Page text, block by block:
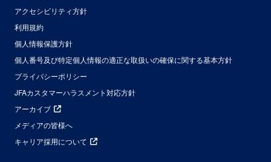
アクセシビリティ方針
利用規約
個人情報保護方針
個人番号及び特定個人情報の適正な取扱いの確保に関する基本方針
プライバシーポリシー
JFAカスタマーハラスメント対応方針
アーカイブ
メディアの皆様へ
キャリア採用について